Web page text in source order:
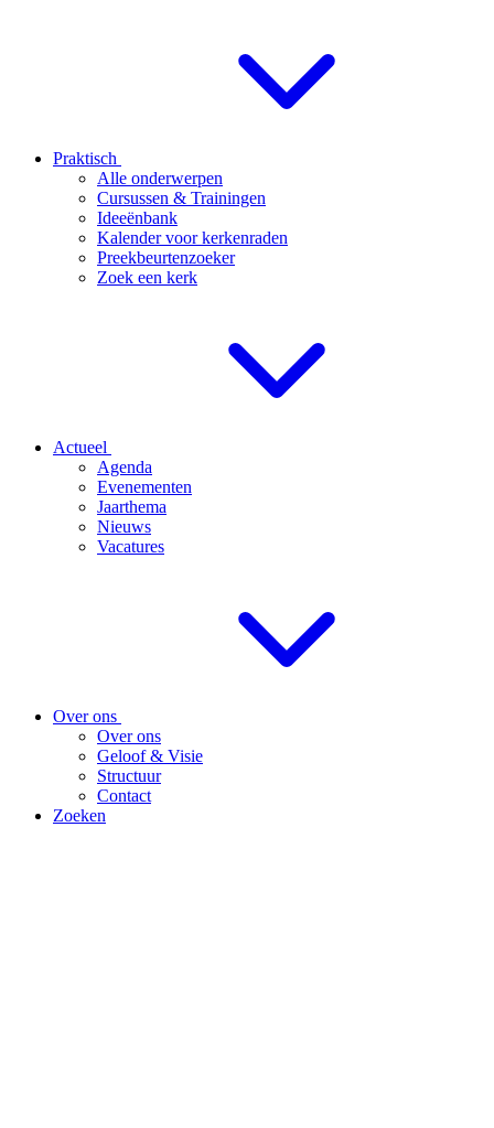
Praktisch
Alle onderwerpen
Cursussen & Trainingen
Ideeënbank
Kalender voor kerkenraden
Preekbeurtenzoeker
Zoek een kerk
Actueel
Agenda
Evenementen
Jaarthema
Nieuws
Vacatures
Over ons
Over ons
Geloof & Visie
Structuur
Contact
Zoeken